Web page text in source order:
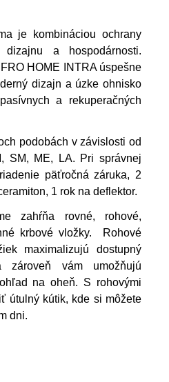
je kombináciou ochrany
dizajnu a hospodárnosti.
HOME INTRA úspešne
dizajn a úzke ohnisko
a rekuperačných
podobách v závislosti od
SM, ME, LA. Pri správnej
päťročná záruka, 2
1 rok na deflektor.
zahŕňa rovné, rohové,
krbové vložky.
Rohové
maximalizujú dostupný
zároveň vám umožňujú
na oheň. S rohovými
útulný kútik, kde si môžete
dni.